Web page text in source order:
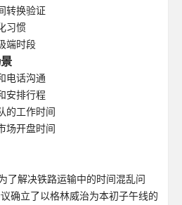
转换验证
习惯
端时段
电话沟通
安排行程
的工作时间
场开盘时间
了解决铁路运输中的时间混乱问
确立了以格林威治为本初子午线的